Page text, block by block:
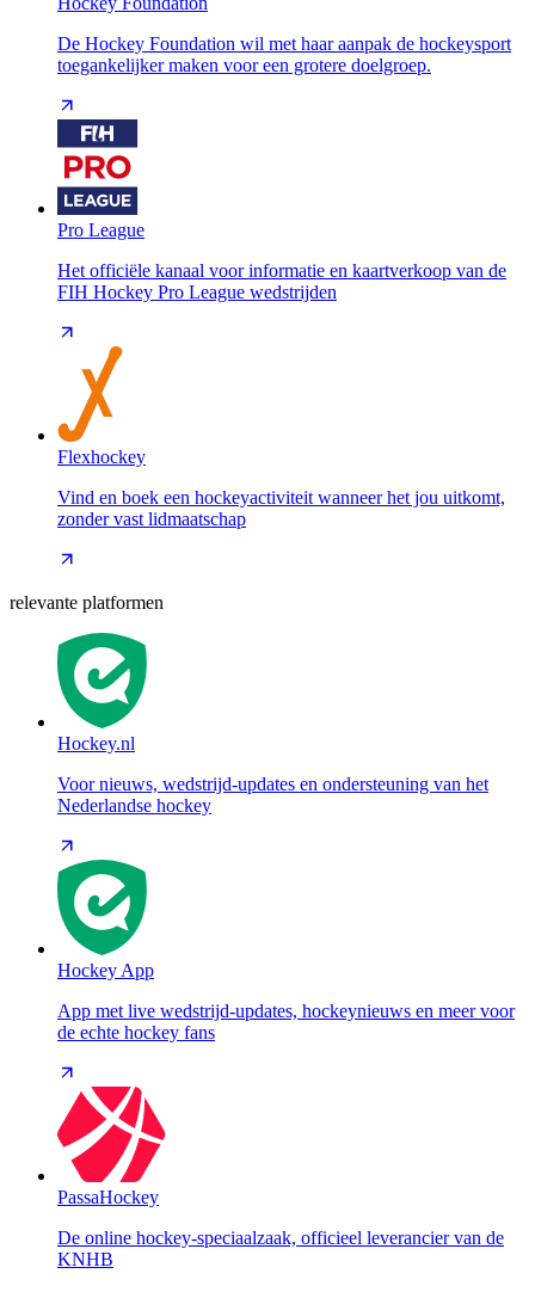
De Hockey Foundation wil met haar aanpak de hockeysport
toegankelijker maken voor een grotere doelgroep.
Pro League
Het officiële kanaal voor informatie en kaartverkoop van de
FIH Hockey Pro League wedstrijden
Flexhockey
Vind en boek een hockeyactiviteit wanneer het jou uitkomt,
zonder vast lidmaatschap
relevante platformen
Hockey.nl
Voor nieuws, wedstrijd-updates en ondersteuning van het
Nederlandse hockey
Hockey App
App met live wedstrijd-updates, hockeynieuws en meer voor
de echte hockey fans
PassaHockey
De online hockey-speciaalzaak, officieel leverancier van de
KNHB